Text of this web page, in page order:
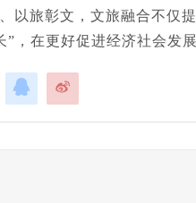
以旅彰文，文旅融合不仅
”，在更好促进经济社会发